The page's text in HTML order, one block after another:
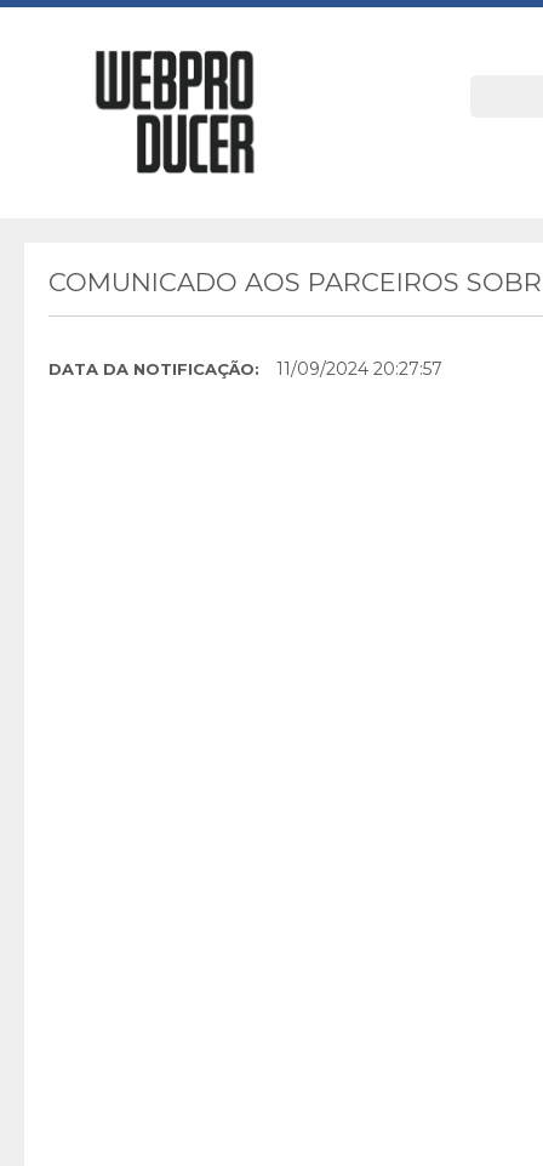
COMUNICADO AOS PARCEIROS
DATA DA NOTIFICAÇÃO: 11/09/2024 20:27:57